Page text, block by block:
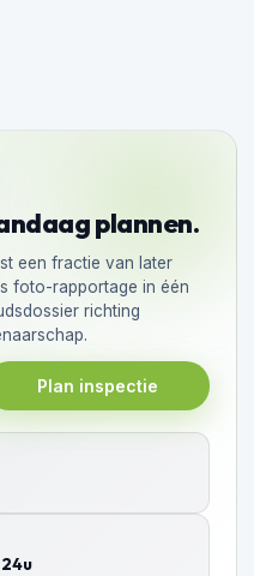
plannen.
een fractie van later
foto-rapportage in één
richting
Plan inspectie